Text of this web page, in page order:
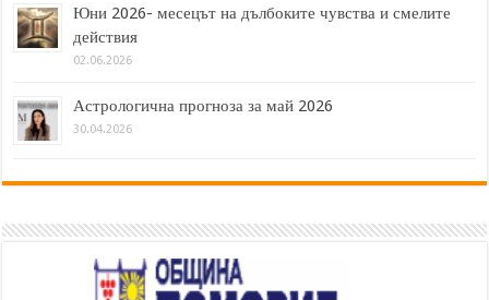
Юни 2026- месецът на дълбоките чувства и смелите
действия
02.06.2026
Астрологична прогноза за май 2026
30.04.2026